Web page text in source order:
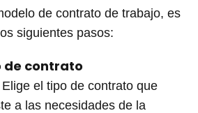
de contrato de trabajo, es
siguientes pasos:
de contrato
Elige el tipo de contrato que
a las necesidades de la